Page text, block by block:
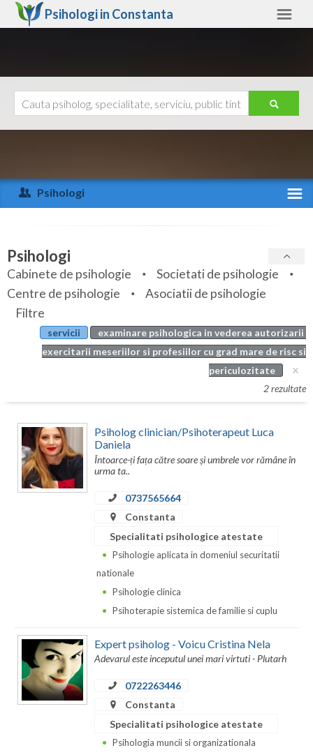
Psihologi in Constanta
Arad
Arges
Bihor
Bistrita-Nasaud
Botosani
Bucuresti
Buzau
Calarasi
Caras-Severin
Galati
Giurgiu
Ajutor
Psihologi
Specialitati
Servicii
Articole
Evenimente
Psihologi
Cabinete de psihologie
Societati de psihologie
Centre de psihologie
Asociatii de psihologie
Filtre
servicii
examinare psihologica in vederea autorizarii
exercitarii meseriilor si profesiilor cu grad mare de risc si
periculozitate
2 rezultate
Psiholog clinician/Psihoterapeut Luca
Daniela
Întoarce-ți fața către soare și umbrele vor rămâne în
urma ta..
0737565664
Constanta
Specialitati psihologice atestate
Psihologie aplicata in domeniul securitatii
nationale
Psihologie clinica
Psihoterapie sistemica de familie si cuplu
Expert psiholog - Voicu Cristina Nela
Adevarul este inceputul unei mari virtuti - Plutarh
0722263446
Constanta
Specialitati psihologice atestate
Psihologia muncii si organizationala